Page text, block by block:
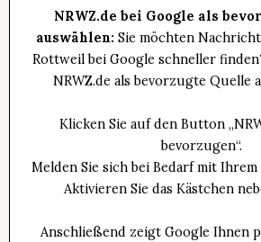
NRWZ.de bei Google als
auswählen: Sie möchten
Rottweil bei Google schneller
NRWZ.de als bevorzugte Quelle
Klicken Sie auf den Button
bevorzugen“.
Melden Sie sich bei Bedarf mit
Aktivieren Sie das Kästchen
Anschließend zeigt Google Ihnen